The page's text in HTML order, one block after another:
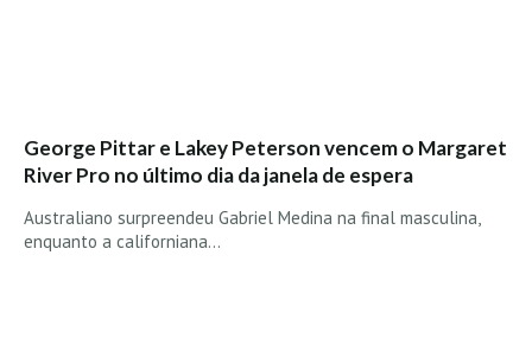
George Pittar e Lakey Peterson vencem o Margaret
River Pro no último dia da janela de espera
Australiano surpreendeu Gabriel Medina na final masculina,
enquanto a californiana…